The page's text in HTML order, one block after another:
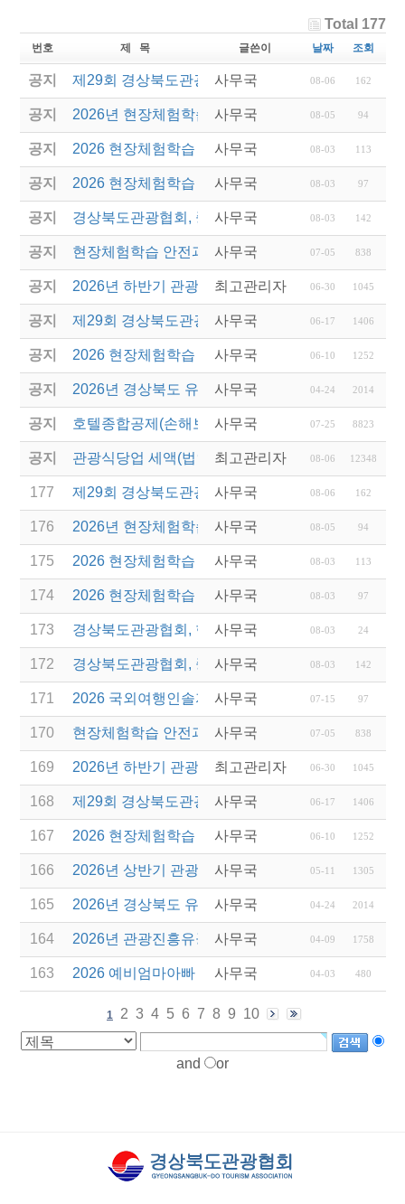
Total 177
번호 제 목 글쓴이 날짜 조회
공지 제29회 경상북도관광기념품공모전 결과발표
사무국 08-06 162
공지 2026년 현장체험학습 안전과정(신규.재강습) 교육
사무국 08-05 94
공지 2026 현장체험학습 안전과정 교육(신규. 재강습)
사무국 08-03 113
공지 2026 현장체험학습 안전과정(신규. 재강습) 교육 성
사무국 08-03 97
공지 경상북도관광협회, 중국 단동 해외여행상품 개발 팸
사무국 08-03 142
공지 현장체험학습 안전과정(신규/재강습) 안내
사무국 07-05 838
공지 2026년 하반기 관광진흥개발기금 융자 시행 안내
최고관리자 06-30 1045
공지 제29회 경상북도관광기념품공모전 개최
사무국 06-17 1406
공지 2026 현장체험학습 안전과정(신규.재강습)
사무국 06-10 1252
공지 2026년 경상북도 유니크베뉴를 활용한 MICE행사
사무국 04-24 2014
공지 호텔종합공제(손해보험) 서비스 안내
사무국 07-25 8823
공지 관광식당업 세액(법인세 및 소득세)감면 제도 안내
최고관리자 08-06 12348
177 제29회 경상북도관광기념품공모전 결과발표
사무국 08-06 162
176 2026년 현장체험학습 안전과정(신규.재강습) 교육
사무국 08-05 94
175 2026 현장체험학습 안전과정 교육(신규. 재강습)
사무국 08-03 113
174 2026 현장체험학습 안전과정(신규. 재강습) 교육 성
사무국 08-03 97
173 경상북도관광협회, 현장체험학습 안전과정 교육 성
사무국 08-03 24
172 경상북도관광협회, 중국 단동 해외여행상품 개발 팸
사무국 08-03 142
171 2026 국외여행인솔자 소양과정 연간 일정 안내
사무국 07-15 97
170 현장체험학습 안전과정(신규/재강습) 안내
사무국 07-05 838
169 2026년 하반기 관광진흥개발기금 융자 시행 안내
최고관리자 06-30 1045
168 제29회 경상북도관광기념품공모전 개최
사무국 06-17 1406
167 2026 현장체험학습 안전과정(신규.재강습)
사무국 06-10 1252
166 2026년 상반기 관광진흥기금 스타트업 지원
사무국 05-11 1305
165 2026년 경상북도 유니크베뉴를 활용한 MICE행사
사무국 04-24 2014
164 2026년 관광진흥유공자 정부포상 대상자 추천
사무국 04-09 1758
163 2026 예비엄마아빠 행복가족여행 전담여행사 선정
사무국 04-03 480
1 2 3 4 5 6 7 8 9 10
and or